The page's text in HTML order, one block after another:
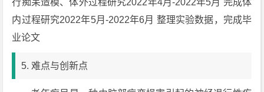
行痴呆造模、体外过程研究2022年4月-2022年5月 完成体
内过程研究2022年5月-2022年6月 整理实验数据，完成毕
业论文
5. 难点与创新点